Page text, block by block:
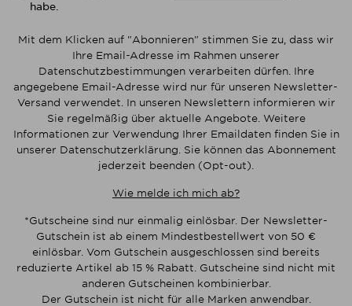
habe.
Mit dem Klicken auf "Abonnieren" stimmen Sie zu, dass wir
Ihre Email-Adresse im Rahmen unserer
Datenschutzbestimmungen verarbeiten dürfen. Ihre
angegebene Email-Adresse wird nur für unseren Newsletter-
Versand verwendet. In unseren Newslettern informieren wir
Sie regelmäßig über aktuelle Angebote. Weitere
Informationen zur Verwendung Ihrer Emaildaten finden Sie in
unserer Datenschutzerklärung. Sie können das Abonnement
jederzeit beenden (Opt-out).
Wie melde ich mich ab?
*Gutscheine sind nur einmalig einlösbar. Der Newsletter-
Gutschein ist ab einem Mindestbestellwert von 50 €
einlösbar. Vom Gutschein ausgeschlossen sind bereits
reduzierte Artikel ab 15 % Rabatt. Gutscheine sind nicht mit
anderen Gutscheinen kombinierbar.
Der Gutschein ist nicht für alle Marken anwendbar.